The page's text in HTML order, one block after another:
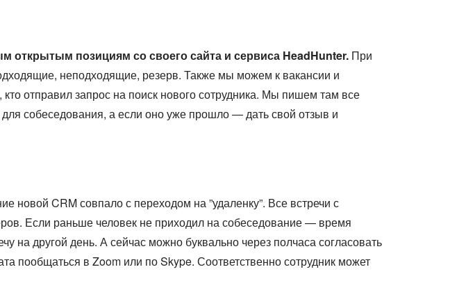
открытым позициям со своего сайта и сервиса HeadHunter. При
неподходящие, резерв. Также мы можем к вакансии и
отправил запрос на поиск нового сотрудника. Мы пишем там все
собеседования, а если оно уже прошло — дать свой отзыв и
новой CRM совпало с переходом на ”удаленку”. Все встречи с
Если раньше человек не приходил на собеседование — время
на другой день. А сейчас можно буквально через полчаса согласовать
пообщаться в Zoom или по Skype. Соответственно сотрудник может